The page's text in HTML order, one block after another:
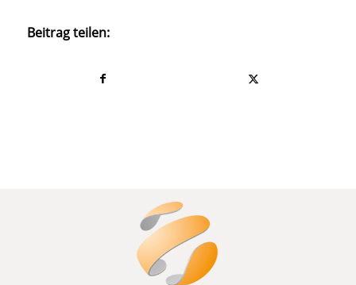
Beitrag teilen: